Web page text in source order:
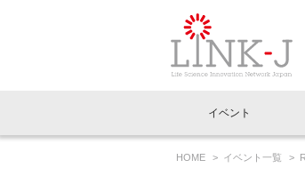
イベントお知らせメー
イベント
HOME イベント一覧